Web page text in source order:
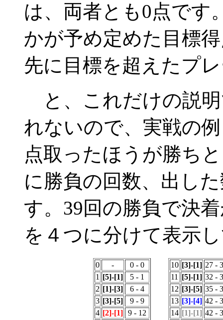
は、両者とも0点で
かが予め定めた目標
先に目標を超えたプ
と、これだけの説
れないので、実戦の
点取ったほうが勝ち
に勝負の回数、出し
す。39回の勝負で決
を４つに分けて表示
0 -
0 - 0
1 [5]-[1]
5 - 1
2 [1]-[3]
6 - 4
3 [3]-[5]
9 - 9
4 [2]-[1]
9 - 12
10 [3]-[1] 27 -
11 [5]-[1] 32 -
12 [3]-[5] 35 -
13 [3]-[4] 42 -
14 [1]-[1] 42 -